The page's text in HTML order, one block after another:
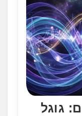
גוגל